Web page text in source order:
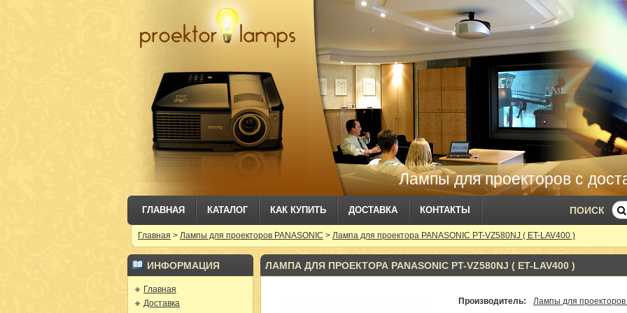
Лампы для проекторов с
ГЛАВНАЯ КАТАЛОГ КАК КУПИТЬ ДОСТАВКА КОНТАКТЫ ПОИСК
Главная > Лампы для проекторов PANASONIC > Лампа для проектора PANASONIC PT-VZ580NJ ( ET-LAV400 )
ИНФОРМАЦИЯ
Главная
Доставка
ЛАМПА ДЛЯ ПРОЕКТОРА PANASONIC PT-VZ580NJ ( ET-LAV400 )
Производитель: Лампы для